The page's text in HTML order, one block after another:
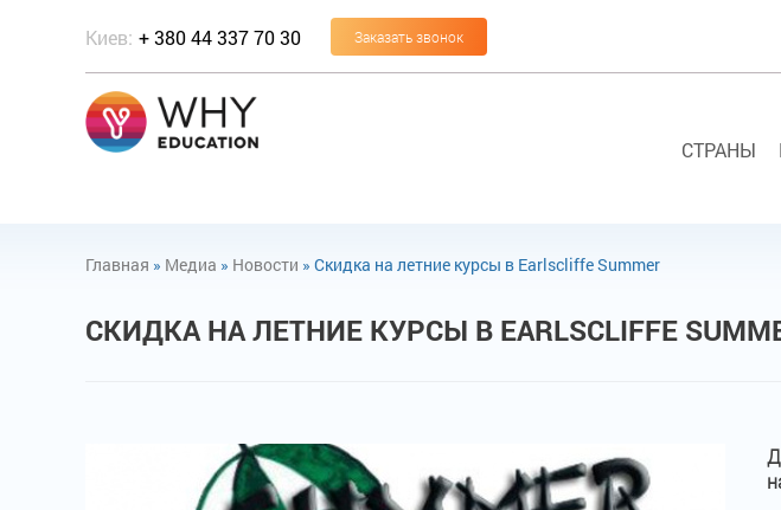
Киев: + 380 44 337 70 30 Заказать звонок
СТРАНЫ
Главная » Медиа » Новости » Скидка на летние курсы в Earlscliffe Summer
СКИДКА НА ЛЕТНИЕ КУРСЫ В EARLSCLIFFE